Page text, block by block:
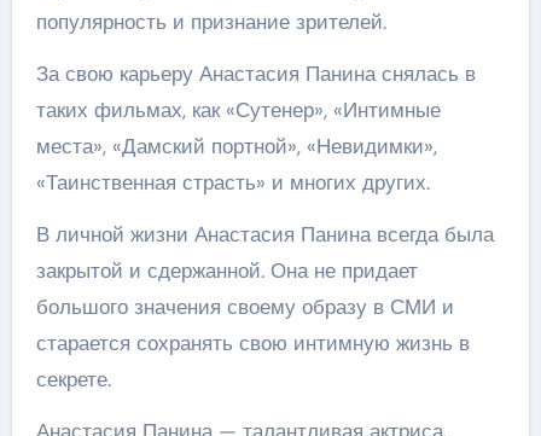
популярность и признание зрителей.
За свою карьеру Анастасия Панина снялась в
таких фильмах, как «Сутенер», «Интимные
места», «Дамский портной», «Невидимки»,
«Таинственная страсть» и многих других.
В личной жизни Анастасия Панина всегда была
закрытой и сдержанной. Она не придает
большого значения своему образу в СМИ и
старается сохранять свою интимную жизнь в
секрете.